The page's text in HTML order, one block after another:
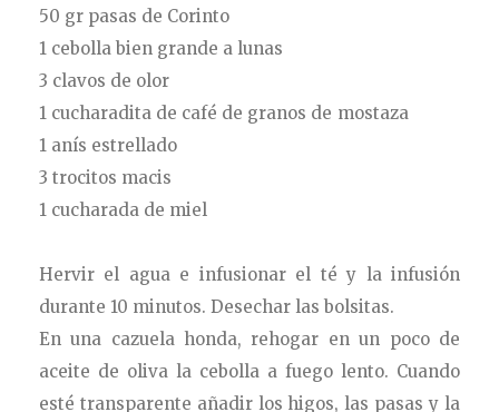
50 gr pasas de Corinto
1 cebolla bien grande a lunas
3 clavos de olor
1 cucharadita de café de granos de mostaza
1 anís estrellado
3 trocitos macis
1 cucharada de miel
Hervir el agua e infusionar el té y la infusión
durante 10 minutos. Desechar las bolsitas.
En una cazuela honda, rehogar en un poco de
aceite de oliva la cebolla a fuego lento. Cuando
esté transparente añadir los higos, las pasas y la